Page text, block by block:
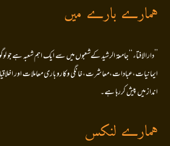
ہمارے بارے میں
’’دارالافتاء ‘‘جامعۃ الرشید کےشعبوں میں سے ایک اہم شعبہ ہے جو
ایمانیات،عبادات،معاشرت،خانگی وکاروباری معاملات اور
انداز میں پیش کررہا ہے۔
ہمارے لنکس